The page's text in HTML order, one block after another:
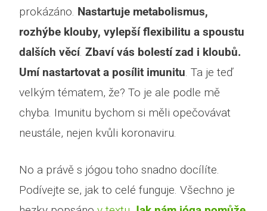
prokázáno. Nastartuje metabolismus,
rozhýbe klouby, vylepší flexibilitu a spoustu
dalších věcí. Zbaví vás bolestí zad i kloubů.
Umí nastartovat a posílit imunitu. Ta je teď
velkým tématem, že? To je ale podle mě
chyba. Imunitu bychom si měli opečovávat
neustále, nejen kvůli koronaviru.
No a právě s jógou toho snadno docílíte.
Podívejte se, jak to celé funguje. Všechno je